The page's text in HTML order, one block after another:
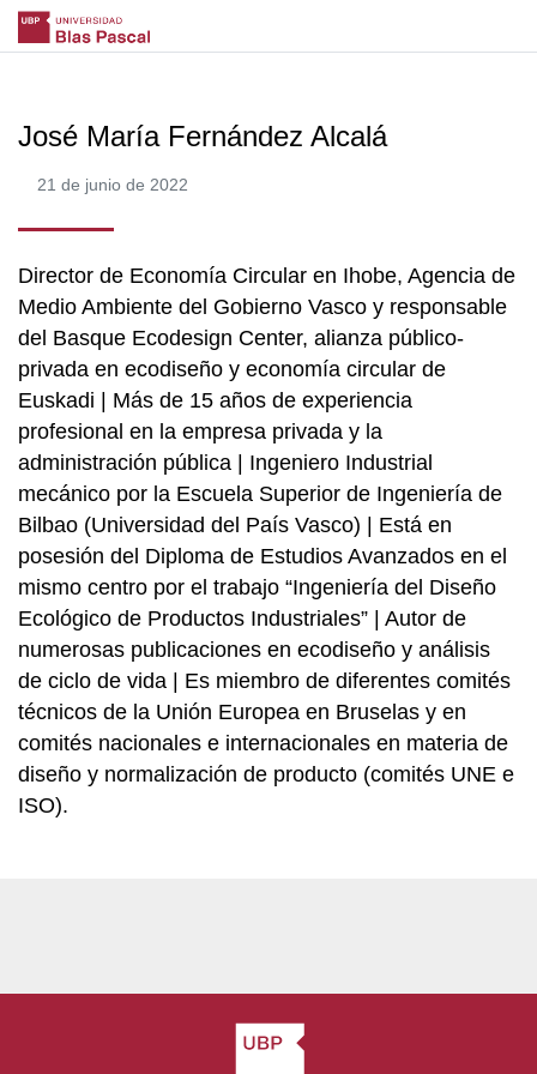
José María Fernández Alcalá
21 de junio de 2022
Director de Economía Circular en Ihobe, Agencia de
Medio Ambiente del Gobierno Vasco y responsable
del Basque Ecodesign Center, alianza público-
privada en ecodiseño y economía circular de
Euskadi | Más de 15 años de experiencia
profesional en la empresa privada y la
administración pública | Ingeniero Industrial
mecánico por la Escuela Superior de Ingeniería de
Bilbao (Universidad del País Vasco) | Está en
posesión del Diploma de Estudios Avanzados en el
mismo centro por el trabajo “Ingeniería del Diseño
Ecológico de Productos Industriales” | Autor de
numerosas publicaciones en ecodiseño y análisis
de ciclo de vida | Es miembro de diferentes comités
técnicos de la Unión Europea en Bruselas y en
comités nacionales e internacionales en materia de
diseño y normalización de producto (comités UNE e
ISO).